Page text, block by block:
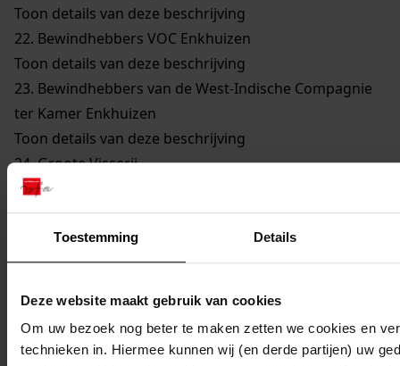
Toestemming Details
Deze website maakt gebruik van cookies
Om uw bezoek nog beter te maken zetten we cookies en
technieken in. Hiermee kunnen wij (en derde partijen) uw
Toon details van deze beschrijving
22. Bewindhebbers VOC Enkhuizen
Toon details van deze beschrijving
23. Bewindhebbers van de West-Indische Compagnie
ter Kamer Enkhuizen
Toon details van deze beschrijving
24.Groote Visserij
Toon details van deze beschrijving
25.Walvisvaarders
Toon details van deze beschrijving
26.Gilden en Neringen
Toon details van deze beschrijving